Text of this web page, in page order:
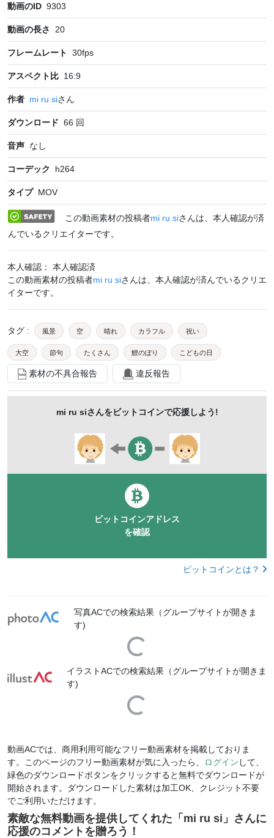
動画のID 9303
動画の長さ 20
フレームレート 30fps
アスペクト比 16:9
作者 mi ru siさん
ダウンロード 66 回
音声 なし
コーデック h264
タイプ MOV
この動画素材の投稿者mi ru siさんは、本人確認が済
んでいるクリエイターです。
本人確認： 本人確認済
この動画素材の投稿者mi ru siさんは、本人確認が済んでいるクリエ
イターです。
タグ : 風景 空 晴れ カラフル 祝い
大空 節句 たくさん 鯉のぼり こどもの日
端午の節句 子供の日 年中行事 泳ぐ
こいのぼり たなびく はためく 5月5日
南きよさと
素材の不具合報告 違反報告
mi ru siさんをビットコインで応援しよう!
ビットコインアドレス
を確認
ビットコインとは？
写真ACでの検索結果（グループサイトが開きま
す)
Loading...
イラストACでの検索結果（グループサイトが開きま
す)
Loading...
動画ACでは、商用利用可能なフリー動画素材を掲載しておりま
す。このページのフリー動画素材が気に入ったら、
ログイン して、
緑色のダウンロードボタンをクリックすると無料でダウンロードが
開始されます。ダウンロードした素材は加工OK、クレジット不要
でご利用いただけます。
素敵な無料動画を提供してくれた「 mi ru si 」さんに
応援のコメントを贈ろう！